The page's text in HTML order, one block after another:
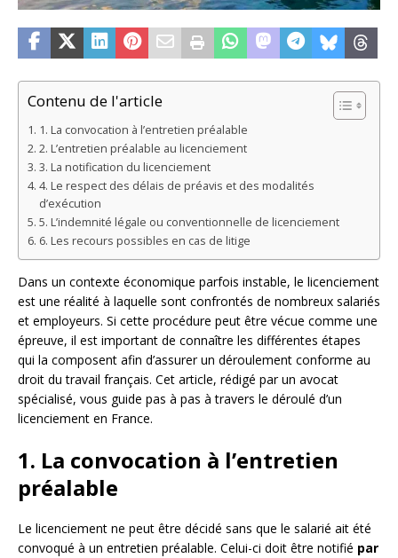
Contenu de l'article
1. La convocation à l’entretien préalable
2. L’entretien préalable au licenciement
3. La notification du licenciement
4. Le respect des délais de préavis et des modalités
d’exécution
5. L’indemnité légale ou conventionnelle de licenciement
6. Les recours possibles en cas de litige
Dans un contexte économique parfois instable, le licenciement
est une réalité à laquelle sont confrontés de nombreux salariés
et employeurs. Si cette procédure peut être vécue comme une
épreuve, il est important de connaître les différentes étapes
qui la composent afin d’assurer un déroulement conforme au
droit du travail français. Cet article, rédigé par un avocat
spécialisé, vous guide pas à pas à travers le déroulé d’un
licenciement en France.
1. La convocation à l’entretien
préalable
Le licenciement ne peut être décidé sans que le salarié ait été
convoqué à un entretien préalable. Celui-ci doit être notifié par